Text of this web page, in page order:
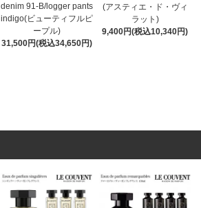
denim 91-B/logger pants
indigo(ビューティフルピ
ープル)
31,500円(税込34,650円)
(アスティエ・ド・ヴィ
ラット)
9,400円(税込10,340円)